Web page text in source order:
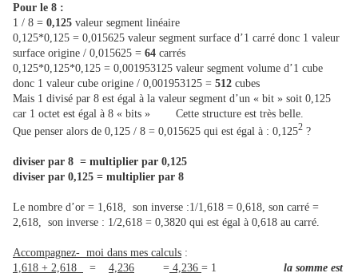
Pour le 8 :
1 / 8 = 0,125 valeur segment linéaire
0,125*0,125 = 0,015625 valeur segment surface d’1 carré donc 1 valeur
surface origine / 0,015625 = 64 carrés
0,125*0,125*0,125 = 0,001953125 valeur segment volume d’1 cube
donc 1 valeur cube origine / 0,001953125 = 512 cubes
Mais 1 divisé par 8 est égal à la valeur segment d’un « bit » soit 0,125
car 1 octet est égal à 8 « bits » Cette structure est très belle.
Que penser alors de 0,125 / 8 = 0,015625 qui est égal à : 0,1252 ?
diviser par 8 = multiplier par 0,125
diviser par 0,125 = multiplier par 8
Le nombre d’or = 1,618, son inverse :1/1,618 = 0,618, son carré =
2,618, son inverse : 1/2,618 = 0,3820 qui est égal à 0,618 au carré.
Accompagnez- moi dans mes calculs :
1,618 + 2,618
= 4,236 = 4,236 = 1 la somme est